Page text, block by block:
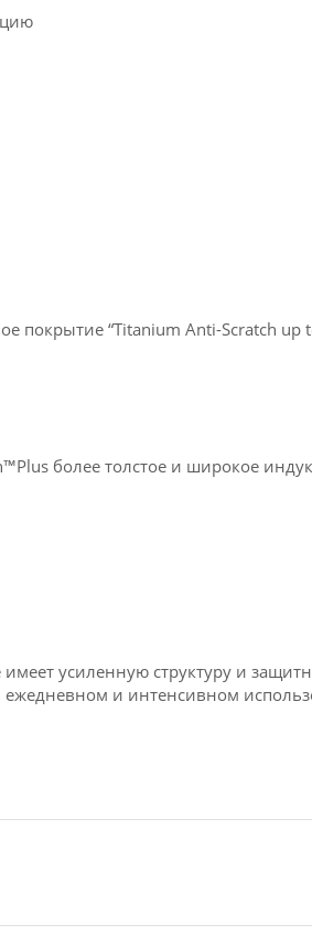
покрытие “Titanium Anti-Scratch up
более толстое и широкое
усиленную структуру и
и интенсивном